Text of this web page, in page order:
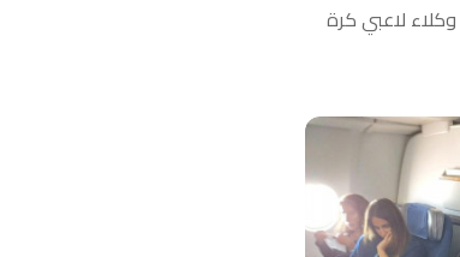
وكلاء لاعبي كرة